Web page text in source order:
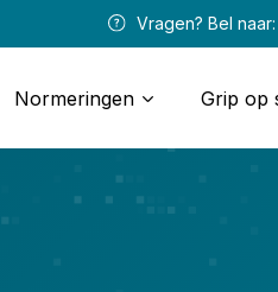
Vragen? Bel naar:
Normeringen Grip op